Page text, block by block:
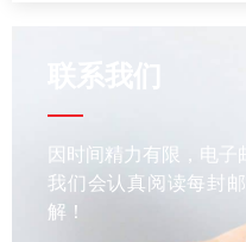
因时间精力有限，电子
我们会认真阅读每封
解！